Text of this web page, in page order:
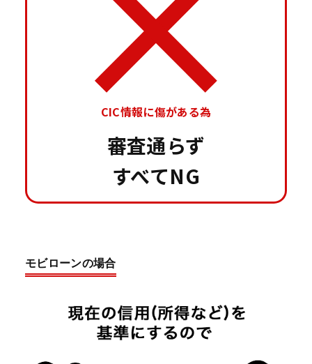
CIC情報に傷がある為
審査通らず
すべてNG
モビローンの場合